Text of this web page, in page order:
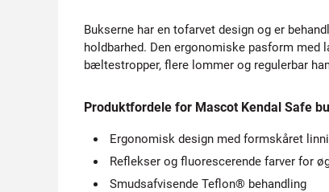
Bukserne har en tofarvet design og er
holdbarhed. Den ergonomiske pasform
bæltestropper, flere lommer og regulerbar
Produktfordele for Mascot Kendal Safe
Ergonomisk design med formskåret
Reflekser og fluorescerende farver for
Smudsafvisende Teflon® behandling